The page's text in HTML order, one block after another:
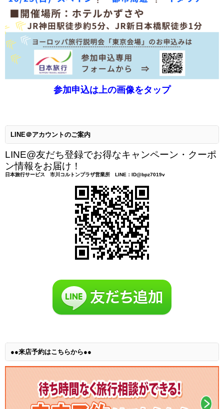
参加申込は上の画像をタップ
LINE＠アカウントのご案内
LINE@友だち登録でお得なキャンペーン・クーポ
ン情報をお届け！
日本旅行サービス 市川コルトンプラザ営業所 LINE：ID@bpz7019v
●●来店予約はこちらから●●